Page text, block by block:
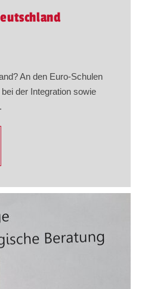
An den Euro-Schulen
der Integration sowie